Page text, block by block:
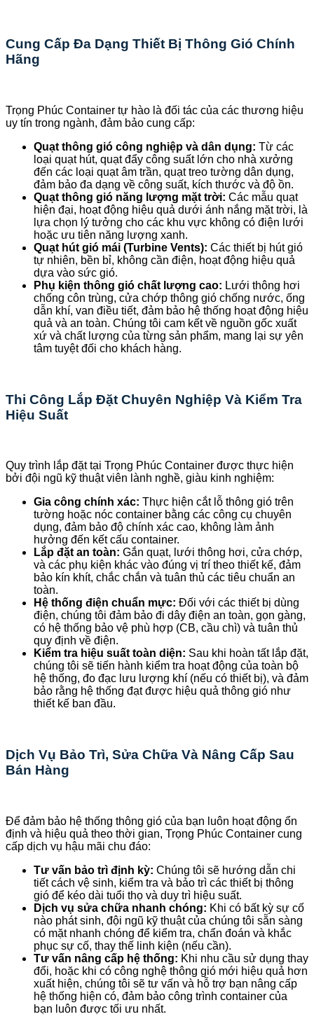
Cung Cấp Đa Dạng Thiết Bị Thông Gió Chính
Hãng
Trọng Phúc Container tự hào là đối tác của các thương hiệu
uy tín trong ngành, đảm bảo cung cấp:
Quạt thông gió công nghiệp và dân dụng: Từ các
loại quạt hút, quạt đẩy công suất lớn cho nhà xưởng
đến các loại quạt âm trần, quạt treo tường dân dụng,
đảm bảo đa dạng về công suất, kích thước và độ ồn.
Quạt thông gió năng lượng mặt trời: Các mẫu quạt
hiện đại, hoạt động hiệu quả dưới ánh nắng mặt trời, là
lựa chọn lý tưởng cho các khu vực không có điện lưới
hoặc ưu tiên năng lượng xanh.
Quạt hút gió mái (Turbine Vents): Các thiết bị hút gió
tự nhiên, bền bỉ, không cần điện, hoạt động hiệu quả
dựa vào sức gió.
Phụ kiện thông gió chất lượng cao: Lưới thông hơi
chống côn trùng, cửa chớp thông gió chống nước, ống
dẫn khí, van điều tiết, đảm bảo hệ thống hoạt động hiệu
quả và an toàn. Chúng tôi cam kết về nguồn gốc xuất
xứ và chất lượng của từng sản phẩm, mang lại sự yên
tâm tuyệt đối cho khách hàng.
Thi Công Lắp Đặt Chuyên Nghiệp Và Kiểm Tra
Hiệu Suất
Quy trình lắp đặt tại Trọng Phúc Container được thực hiện
bởi đội ngũ kỹ thuật viên lành nghề, giàu kinh nghiệm:
Gia công chính xác: Thực hiện cắt lỗ thông gió trên
tường hoặc nóc container bằng các công cụ chuyên
dụng, đảm bảo độ chính xác cao, không làm ảnh
hưởng đến kết cấu container.
Lắp đặt an toàn: Gắn quạt, lưới thông hơi, cửa chớp,
và các phụ kiện khác vào đúng vị trí theo thiết kế, đảm
bảo kín khít, chắc chắn và tuân thủ các tiêu chuẩn an
toàn.
Hệ thống điện chuẩn mực: Đối với các thiết bị dùng
điện, chúng tôi đảm bảo đi dây điện an toàn, gọn gàng,
có hệ thống bảo vệ phù hợp (CB, cầu chì) và tuân thủ
quy định về điện.
Kiểm tra hiệu suất toàn diện: Sau khi hoàn tất lắp đặt,
chúng tôi sẽ tiến hành kiểm tra hoạt động của toàn bộ
hệ thống, đo đạc lưu lượng khí (nếu có thiết bị), và đảm
bảo rằng hệ thống đạt được hiệu quả thông gió như
thiết kế ban đầu.
Dịch Vụ Bảo Trì, Sửa Chữa Và Nâng Cấp Sau
Bán Hàng
Để đảm bảo hệ thống thông gió của bạn luôn hoạt động ổn
định và hiệu quả theo thời gian, Trọng Phúc Container cung
cấp dịch vụ hậu mãi chu đáo:
Tư vấn bảo trì định kỳ: Chúng tôi sẽ hướng dẫn chi
tiết cách vệ sinh, kiểm tra và bảo trì các thiết bị thông
gió để kéo dài tuổi thọ và duy trì hiệu suất.
Dịch vụ sửa chữa nhanh chóng: Khi có bất kỳ sự cố
nào phát sinh, đội ngũ kỹ thuật của chúng tôi sẵn sàng
có mặt nhanh chóng để kiểm tra, chẩn đoán và khắc
phục sự cố, thay thế linh kiện (nếu cần).
Tư vấn nâng cấp hệ thống: Khi nhu cầu sử dụng thay
đổi, hoặc khi có công nghệ thông gió mới hiệu quả hơn
xuất hiện, chúng tôi sẽ tư vấn và hỗ trợ bạn nâng cấp
hệ thống hiện có, đảm bảo công trình container của
bạn luôn được tối ưu nhất.